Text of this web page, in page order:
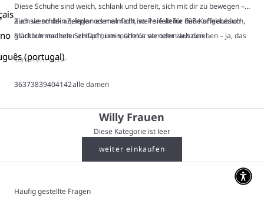
(portugal)
Diese Schuhe sind weich, schlank und bereit, sich mit dir zu bewegen –
auch wenn dein Zeitplan es mal nicht ist. Perfekt für den Kaffeebesuch,
Stadtbummel oder einfach, um mühelos vornehm auszusehen – ja, das
Zieh sie schick an, leger oder einfach, weil sie deine Füße unglaublich
glücklich machen. Schlüpf hinein, schnür sie oder zieh den
aussehen, sich wohlfühlen und alle heimlich neidisch auf deine Schuhe
werden.
sortieren nach
36373839404142alledamen
Willy Frauen
Diese Kategorie ist leer
weiter einkaufen
Häufig gestellte Fragen